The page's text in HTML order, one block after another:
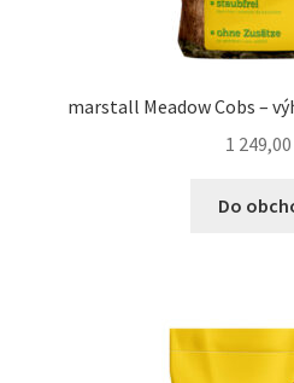
marstall Meadow Cobs –
1 249,00
Do